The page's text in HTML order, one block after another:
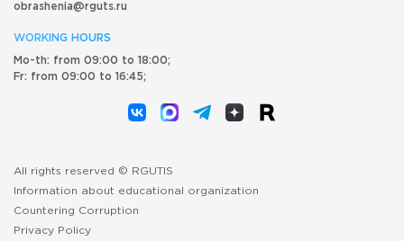
obrashenia@rguts.ru
WORKING HOURS
Mo-th: from 09:00 to 18:00;
Fr: from 09:00 to 16:45;
All rights reserved © RGUTIS
Information about educational organization
Countering Corruption
Privacy Policy